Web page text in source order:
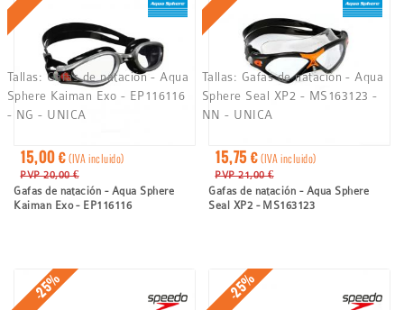
15,00 €(IVA incluido)
PVP 20,00 €
Gafas de natación - Aqua Sphere
Kaiman Exo - EP116116
Tallas: Gafas de natación - Aqua
Sphere Kaiman Exo - EP116116
- NG - UNICA
15,75 €(IVA incluido)
PVP 21,00 €
Gafas de natación - Aqua Sphere
Seal XP2 - MS163123
Tallas: Gafas de natación - Aqua
Sphere Seal XP2 - MS163123 -
NN - UNICA
-25% -25%